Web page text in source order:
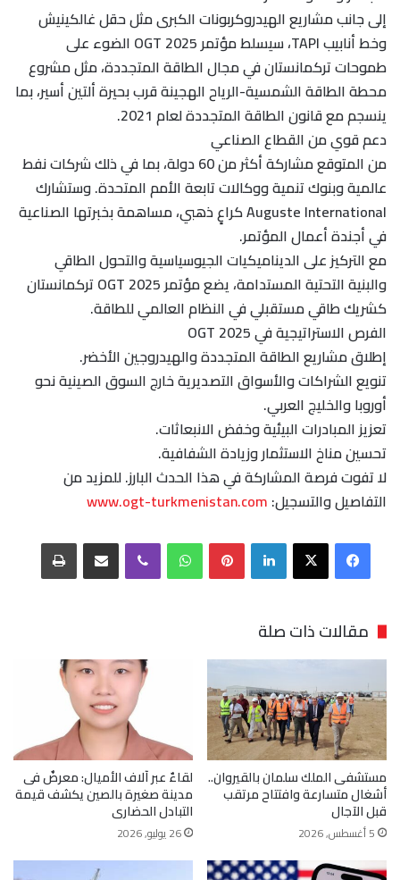
إلى جانب مشاريع الهيدروكربونات الكبرى مثل حقل غالكينيش
وخط أنابيب TAPI، سيسلط مؤتمر OGT 2025 الضوء على
طموحات تركمانستان في مجال الطاقة المتجددة، مثل مشروع
محطة الطاقة الشمسية-الرياح الهجينة قرب بحيرة ألتين أسير، بما
ينسجم مع قانون الطاقة المتجددة لعام 2021.
دعم قوي من القطاع الصناعي
من المتوقع مشاركة أكثر من 60 دولة، بما في ذلك شركات نفط
عالمية وبنوك تنمية ووكالات تابعة الأمم المتحدة. وستشارك
Auguste International كراعٍ ذهبي، مساهمة بخبرتها الصناعية
في أجندة أعمال المؤتمر.
مع التركيز على الديناميكيات الجيوسياسية والتحول الطاقي
والبنية التحتية المستدامة، يضع مؤتمر OGT 2025 تركمانستان
كشريك طاقي مستقبلي في النظام العالمي للطاقة.
الفرص الاستراتيجية في OGT 2025
إطلاق مشاريع الطاقة المتجددة والهيدروجين الأخضر.
تنويع الشراكات والأسواق التصديرية خارج السوق الصينية نحو
أوروبا والخليج العربي.
تعزيز المبادرات البيئية وخفض الانبعاثات.
تحسين مناخ الاستثمار وزيادة الشفافية.
لا تفوت فرصة المشاركة في هذا الحدث البارز. للمزيد من
التفاصيل والتسجيل: www.ogt-turkmenistan.com
فيسبوك‫X لينكدإن بينتيريستواتساب ڤايبر مشاركة عبر البريد طباعة
مقالات ذات صلة
مستشفى الملك سلمان بالقيروان..
أشغال متسارعة وافتتاح مرتقب
قبل الآجال
5 أغسطس, 2026
لقاءٌ عبر آلاف الأميال: معرضٌ فى
مدينة صغيرة بالصين يكشف قيمة
التبادل الحضارى
26 يوليو, 2026